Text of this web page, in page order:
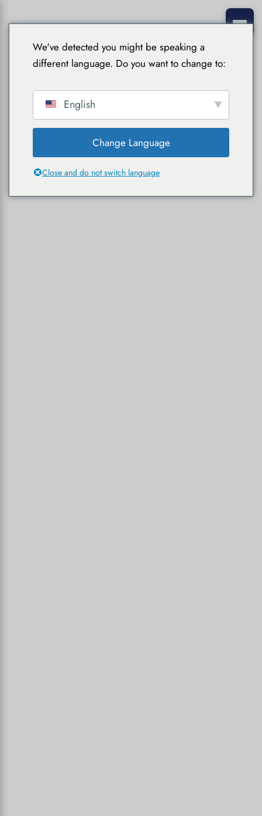
We've detected you might be speaking a
different language. Do you want to change to:
English
Change Language
Close and do not switch language